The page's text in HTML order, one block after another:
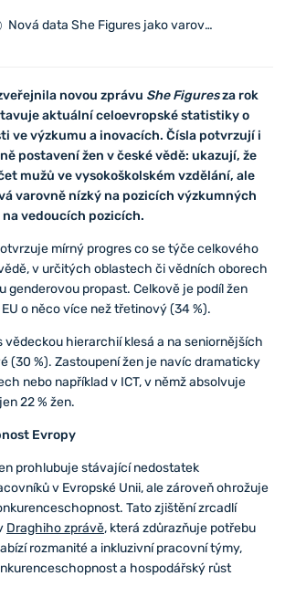
Nová data She Figures jako varovný signál pro Evropu: Pokrok na poli genderové rovnosti ve vědě je příliš pomalý
novou zprávu She Figuresza rok
aktuální celoevropské statistiky o
ve výzkumu a inovacích. Čísla potvrzují i
postavení žen v české vědě: ukazují, že
mužů ve vysokoškolském vzdělání, ale
varovně nízký na pozicích výzkumných
vedoucích pozicích.
mírný progres co se týče celkového
v určitých oblastech či vědních oborech
genderovou propast. Celkově je podíl žen
o něco více než třetinový (34 %).
hierarchií klesá a na seniornějších
(30 %). Zastoupení žen je navíc dramaticky
nebo například v ICT, v němž absolvuje
22 % žen.
Evropy
prohlubuje stávající nedostatek
v Evropské Unii, ale zároveň ohrožuje
Tato zjištění zrcadlí
Draghiho zprávě, která zdůrazňuje potřebu
rozmanité a inkluzivní pracovní týmy,
a hospodářský růst